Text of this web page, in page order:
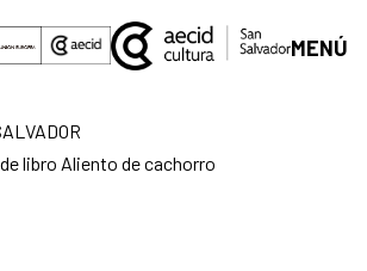
principal
MENÚ
libro Aliento de cachorro